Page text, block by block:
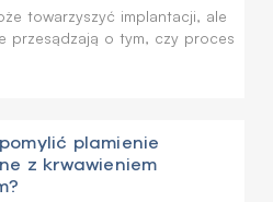
towarzyszyć implantacji, ale
przesądzają o tym, czy proces
plamienie
z krwawieniem